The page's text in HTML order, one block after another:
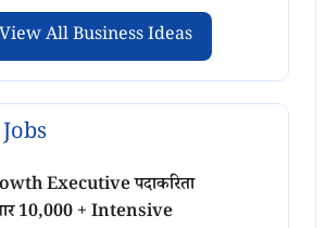
All Business Ideas
Executive पदाकरिता
10,000 + Intensive